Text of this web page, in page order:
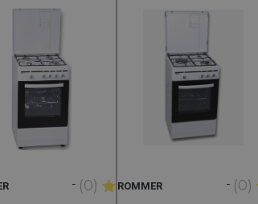
- (0) ROMMER - (0)